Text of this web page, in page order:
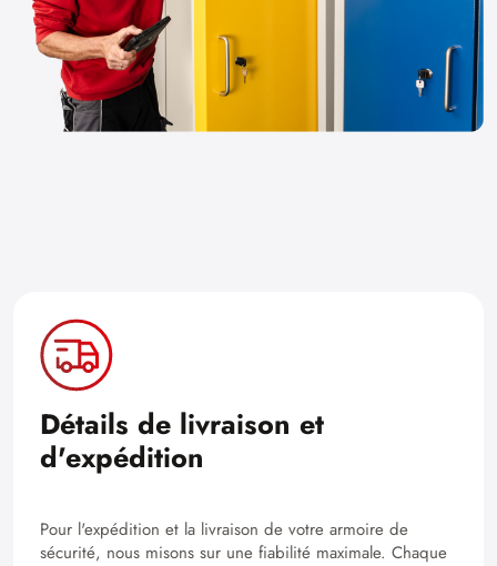
Détails de livraison et
d'expédition
Pour l'expédition et la livraison de votre armoire de
sécurité, nous misons sur une fiabilité maximale. Chaque